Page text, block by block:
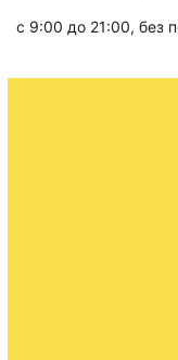
с 9:00 до 21:00, без